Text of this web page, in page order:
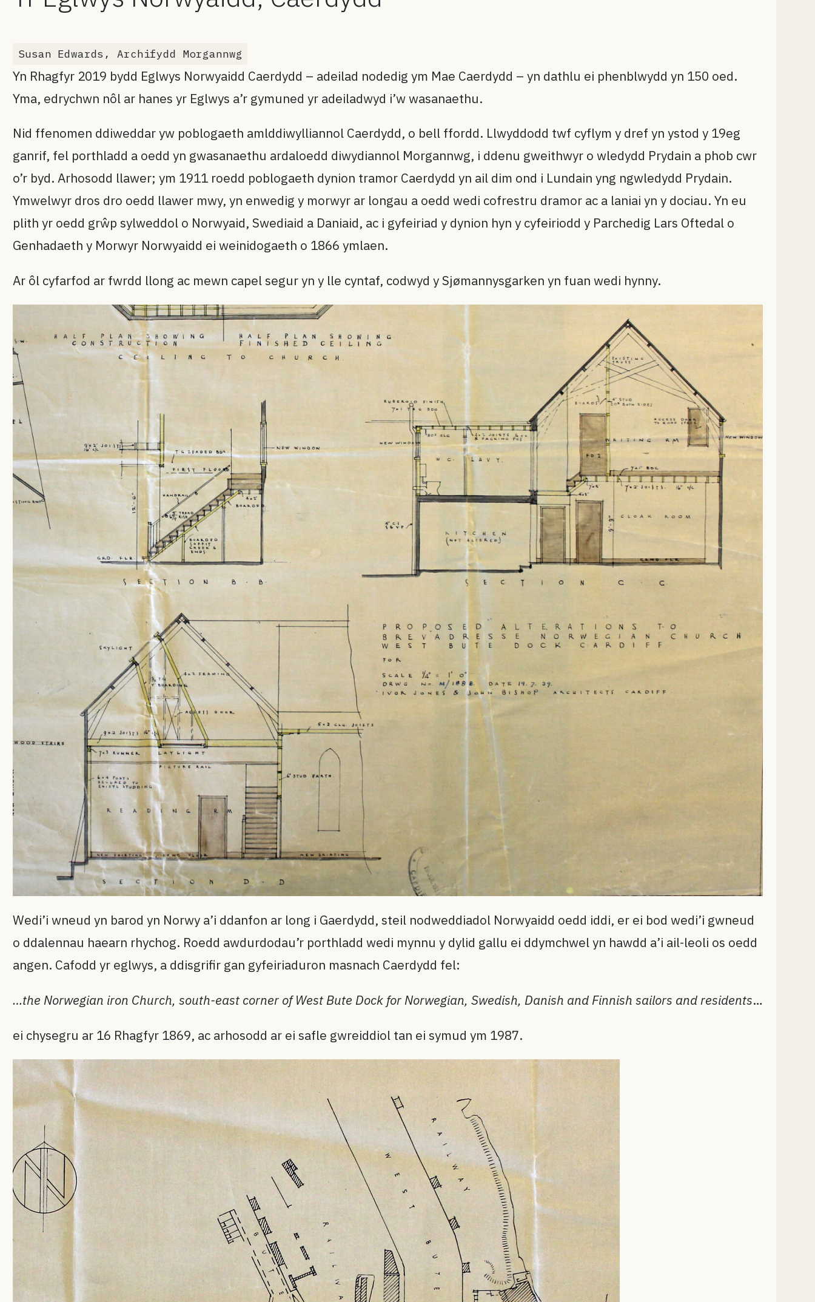
Susan Edwards, Archifydd Morgannwg
Yn Rhagfyr 2019 bydd Eglwys Norwyaidd Caerdydd – adeilad nodedig ym Mae Caerdydd – yn dathlu ei phenblwydd yn 150 oed.
Yma, edrychwn nôl ar hanes yr Eglwys a’r gymuned yr adeiladwyd i’w wasanaethu.
Nid ffenomen ddiweddar yw poblogaeth amlddiwylliannol Caerdydd, o bell ffordd. Llwyddodd twf cyflym y dref yn ystod y 19eg
ganrif, fel porthladd a oedd yn gwasanaethu ardaloedd diwydiannol Morgannwg, i ddenu gweithwyr o wledydd Prydain a phob cwr
o’r byd. Arhosodd llawer; ym 1911 roedd poblogaeth dynion tramor Caerdydd yn ail dim ond i Lundain yng ngwledydd Prydain.
Ymwelwyr dros dro oedd llawer mwy, yn enwedig y morwyr ar longau a oedd wedi cofrestru dramor ac a laniai yn y dociau. Yn eu
plith yr oedd grŵp sylweddol o Norwyaid, Swediaid a Daniaid, ac i gyfeiriad y dynion hyn y cyfeiriodd y Parchedig Lars Oftedal o
Genhadaeth y Morwyr Norwyaidd ei weinidogaeth o 1866 ymlaen.
Ar ôl cyfarfod ar fwrdd llong ac mewn capel segur yn y lle cyntaf, codwyd y Sjømannysgarken yn fuan wedi hynny.
Wedi’i wneud yn barod yn Norwy a’i ddanfon ar long i Gaerdydd, steil nodweddiadol Norwyaidd oedd iddi, er ei bod wedi’i gwneud
o ddalennau haearn rhychog. Roedd awdurdodau’r porthladd wedi mynnu y dylid gallu ei ddymchwel yn hawdd a’i ail-leoli os oedd
angen. Cafodd yr eglwys, a ddisgrifir gan gyfeiriaduron masnach Caerdydd fel:
…the Norwegian iron Church, south-east corner of West Bute Dock for Norwegian, Swedish, Danish and Finnish sailors and residents…
ei chysegru ar 16 Rhagfyr 1869, ac arhosodd ar ei safle gwreiddiol tan ei symud ym 1987.